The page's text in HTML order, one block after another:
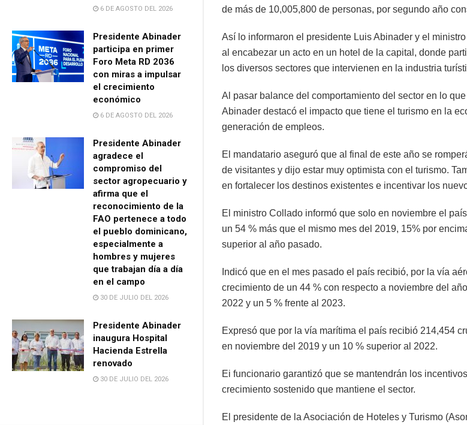
6 DE AGOSTO DEL 2026
Presidente Abinader
participa en primer
Foro Meta RD 2036
con miras a impulsar
el crecimiento
económico
6 DE AGOSTO DEL 2026
Presidente Abinader
agradece el
compromiso del
sector agropecuario y
afirma que el
reconocimiento de la
FAO pertenece a todo
el pueblo dominicano,
especialmente a
hombres y mujeres
que trabajan día a día
en el campo
30 DE JULIO DEL 2026
Presidente Abinader
inaugura Hospital
Hacienda Estrella
renovado
30 DE JULIO DEL 2026
de más de 10,005,800 de personas, por segundo año
Así lo informaron el presidente Luis Abinader y el
al encabezar un acto en un hotel de la capital, donde
los diversos sectores que intervienen en la industria
Al pasar balance del comportamiento del sector en lo
Abinader destacó el impacto que tiene el turismo en la
generación de empleos.
El mandatario aseguró que al final de este año se
de visitantes y dijo estar muy optimista con el turismo.
en fortalecer los destinos existentes e incentivar los
El ministro Collado informó que solo en noviembre el
un 54 % más que el mismo mes del 2019, 15% por
superior al año pasado.
Indicó que en el mes pasado el país recibió, por la vía
crecimiento de un 44 % con respecto a noviembre del
2022 y un 5 % frente al 2023.
Expresó que por la vía marítima el país recibió 214,454
en noviembre del 2019 y un 10 % superior al 2022.
Ei funcionario garantizó que se mantendrán los
crecimiento sostenido que mantiene el sector.
El presidente de la Asociación de Hoteles y Turismo